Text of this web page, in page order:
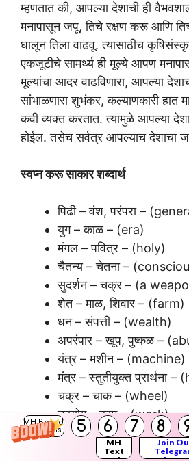
MH Board
Solutions
5 6 7 8
MH
Text
Join
म्हणतात की, आपल्या देशाची ही
मनापासून जपू, तिचे रक्षण करू आणि
घालून तिला वाढवू. त्यासाठीच
एकजूटीचे सामर्थ्य ही मूल्ये आपण
मूल्यांचा आदर वाढविणारा, आपल्या
सांभाळणारा शुभंकर, कल्याणकारी हात
कवी व्यक्त करतात. त्यामुळे आपल्या
होईल. तसेच सर्वत्र आपल्याच देशाचा
स्वप्न करू साकार शब्दार्थ
पिढी – वंश, परंपरा –
युग – काळ – (era)
मंगल – पवित्र – (holy)
चैतन्य – चेतना –
सुदर्शन – चक्र – (a
शेत – माळ, शिवार – (farm)
धन – संपत्ती – (wealth)
अपरंपार – खूप, पुष्कळ –
यंत्र – मशीन – (machine)
मंत्र – स्तुतीयुक्त प्रार्थना –
चक्र – चाक – (wheel)
उदयोग – काम – (work)
आभाळ – आकाश – (sky)
उत्क्रान्ती – क्रान्ती –